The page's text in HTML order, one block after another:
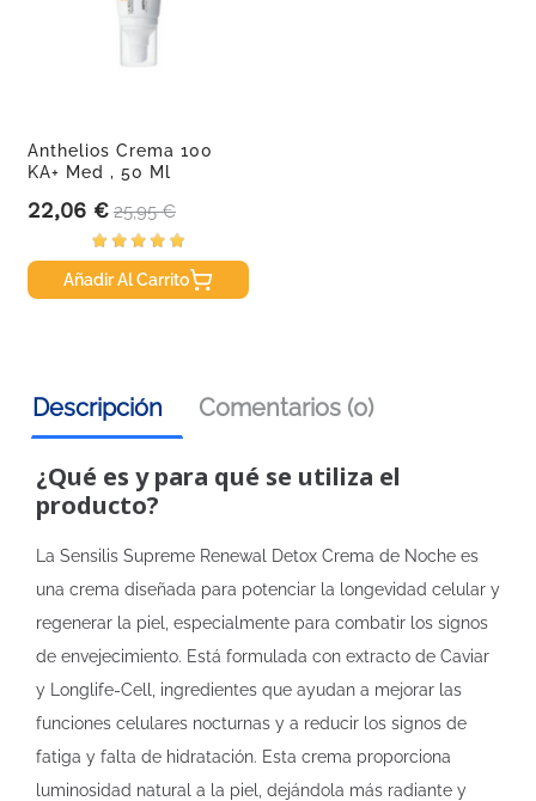
Anthelios Crema 100
KA+ Med , 50 Ml
Precio
22,06 € Precio base
25,95 €
Añadir Al Carrito
Descripción Comentarios (0)
¿Qué es y para qué se utiliza el
producto?
La Sensilis Supreme Renewal Detox Crema de Noche es
una crema diseñada para potenciar la longevidad celular y
regenerar la piel, especialmente para combatir los signos
de envejecimiento. Está formulada con extracto de Caviar
y Longlife-Cell, ingredientes que ayudan a mejorar las
funciones celulares nocturnas y a reducir los signos de
fatiga y falta de hidratación. Esta crema proporciona
luminosidad natural a la piel, dejándola más radiante y